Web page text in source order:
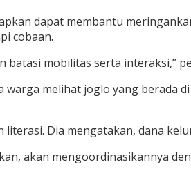
dapat membantu
cobaan.
mobilitas serta interaksi,”
melihat joglo yang berada
Dia mengatakan, dana
akan mengoordinasikannya